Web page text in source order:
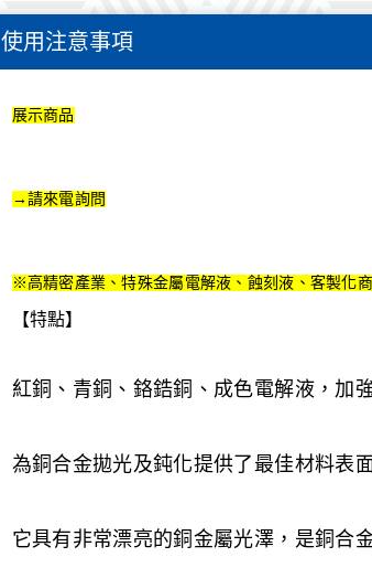
使用注意事項
展示商品
→請來電詢問
※高精密產業、特殊金屬電解液、蝕刻液、客製化商
【特點】
紅銅、青銅、鉻鋯銅、成色電解液，加
為銅合金拋光及鈍化提供了最佳材料表
它具有非常漂亮的銅金屬光澤，是銅合